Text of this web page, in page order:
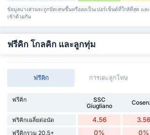
ข้อมูลบางส่วนจะถูกปัดเศษขึ้นหรือลงเป็นเปอร์เซ็นต์ที่ใกล้ที่สุด และ
เข้าด้วยกัน
ฟรีคิก โกลคิก และลูกทุ่ม
ฟรีคิก การเตะลูกโทษ
ฟรีคิก
SSC
Giugliano
ฟริคิกเฉลี่ยต่อนัด 4.56 3.56
ฟรีคิกรวม 20.5+ 0% 0%